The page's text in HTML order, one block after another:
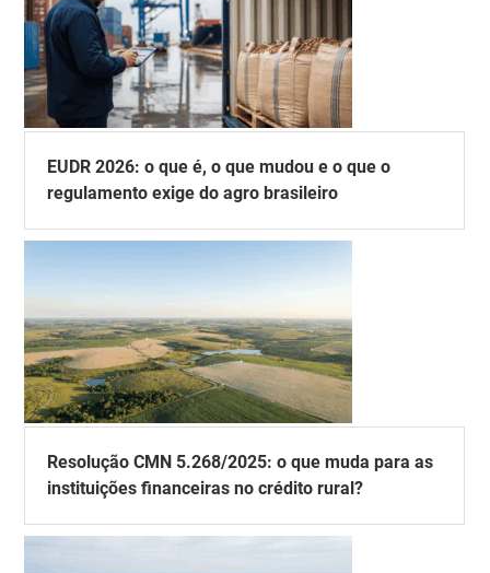
EUDR 2026: o que é, o que mudou e o que o
regulamento exige do agro brasileiro
Resolução CMN 5.268/2025: o que muda para as
instituições financeiras no crédito rural?